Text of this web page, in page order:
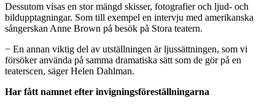
Dessutom visas en stor mängd skisser, fotografier och ljud- och
bildupptagningar. Som till exempel en intervju med amerikanska
sångerskan Anne Brown på besök på Stora teatern.
− En annan viktig del av utställningen är ljussättningen, som vi
försöker använda på samma dramatiska sätt som de gör på en
teaterscen, säger Helen Dahlman.
Har fått namnet efter invigningsföreställningarna